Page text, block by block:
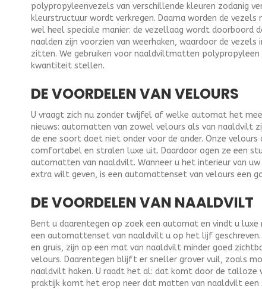
polypropyleenvezels van verschillende kleuren zodanig
kleurstructuur wordt verkregen. Daarna worden de vezels
wel heel speciale manier: de vezellaag wordt doorboord
naalden zijn voorzien van weerhaken, waardoor de vezels
zitten. We gebruiken voor naaldviltmatten
kwantiteit stellen.
DE VOORDELEN VAN VELOURS
U vraagt zich nu zonder twijfel af welke automat het
nieuws: automatten van zowel velours als van naaldvilt
de ene soort doet niet onder voor de ander. Onze
comfortabel en stralen luxe uit. Daardoor ogen ze een
automatten van naaldvilt. Wanneer u het interieur van
extra wilt geven, is een automattenset van velours een
DE VOORDELEN VAN NAALDVILT
Bent u daarentegen op zoek een automat en vindt u luxe
een automattenset van naaldvilt u op het lijf
en gruis, zijn op een mat van naaldvilt minder goed
velours. Daarentegen blijft er sneller grover vuil, zoals
naaldvilt haken. U raadt het al: dat komt door de talloze
praktijk komt het erop neer dat matten van naaldvilt een